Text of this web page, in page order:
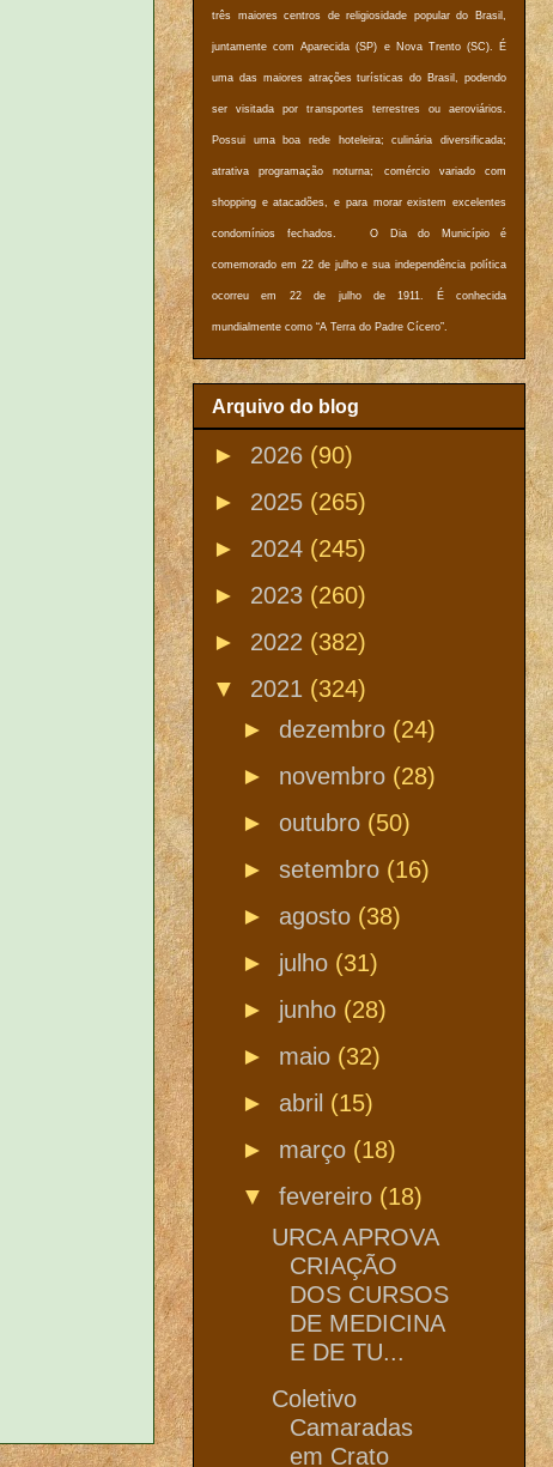
três maiores centros de religiosidade popular do Brasil,
juntamente com Aparecida (SP) e Nova Trento (SC). É
uma das maiores atrações turísticas do Brasil, podendo
ser visitada por transportes terrestres ou aeroviários.
Possui uma boa rede hoteleira; culinária diversificada;
atrativa programação noturna; comércio variado com
shopping e atacadões, e para morar existem excelentes
condomínios fechados. O Dia do Município é
comemorado em 22 de julho e sua independência política
ocorreu em 22 de julho de 1911. É conhecida
mundialmente como “A Terra do Padre Cícero”.
Arquivo do blog
► 2026 (90)
► 2025 (265)
► 2024 (245)
► 2023 (260)
► 2022 (382)
▼ 2021 (324)
► dezembro (24)
► novembro (28)
► outubro (50)
► setembro (16)
► agosto (38)
► julho (31)
► junho (28)
► maio (32)
► abril (15)
► março (18)
▼ fevereiro (18)
URCA APROVA
CRIAÇÃO
DOS CURSOS
DE MEDICINA
E DE TU...
Coletivo
Camaradas
em Crato